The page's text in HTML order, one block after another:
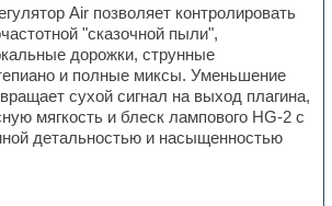
Air позволяет контролировать
"сказочной пыли",
дорожки, струнные
и полные миксы. Уменьшение
сухой сигнал на выход плагина,
мягкость и блеск лампового HG-2 с
детальностью и насыщенностью